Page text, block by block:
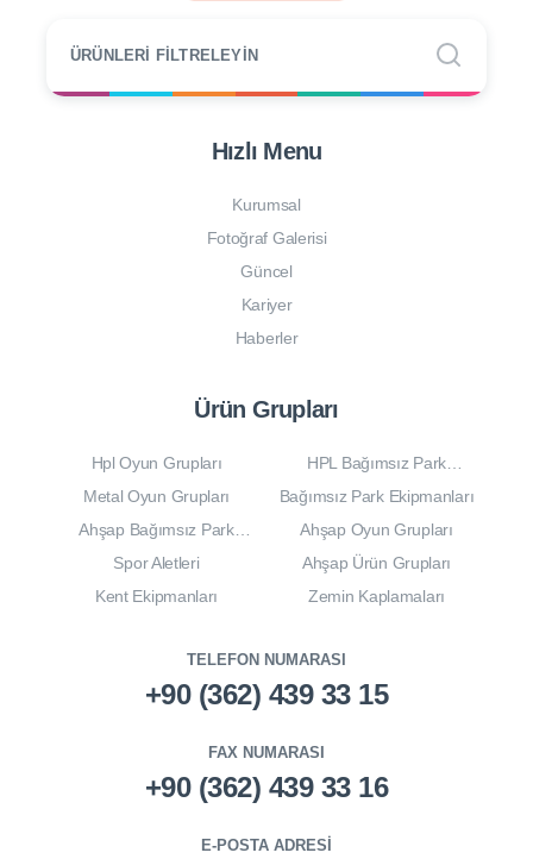
ÜRÜNLERI FILTRELEYIN
Hızlı Menu
Kurumsal
Fotoğraf Galerisi
Güncel
Kariyer
Haberler
Ürün Grupları
Hpl Oyun Grupları
HPL Bağımsız Park
Ekipmanları
Metal Oyun Grupları
Bağımsız Park Ekipmanları
Ahşap Bağımsız Park
Ekipmanları
Ahşap Oyun Grupları
Spor Aletleri
Ahşap Ürün Grupları
Kent Ekipmanları
Zemin Kaplamaları
TELEFON NUMARASI
+90 (362) 439 33 15
FAX NUMARASI
+90 (362) 439 33 16
E-POSTA ADRESI